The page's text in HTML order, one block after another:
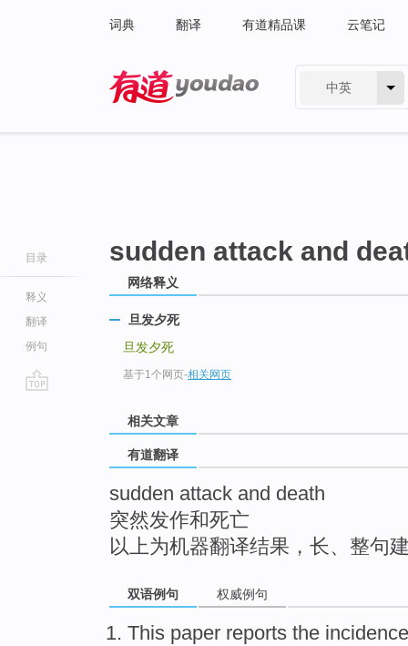
词典 翻译 有道精品课 云笔记
中英
目录
释义
翻译
例句
sudden attack and
网络释义
旦发夕死
旦发夕死
基于1个网页-相关网页
相关文章
有道翻译
sudden attack and death
突然发作和死亡
以上为机器翻译结果，长、整句
双语例句 权威例句
This paper reports the incidence